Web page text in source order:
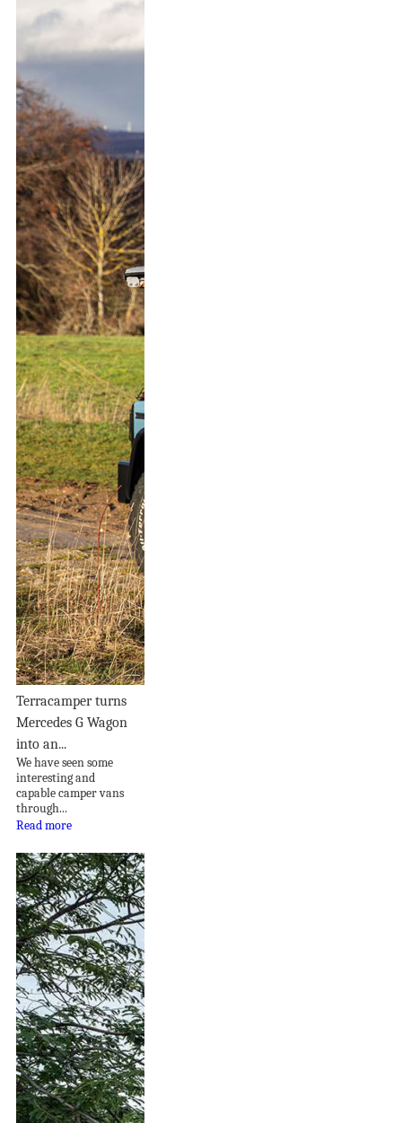
Terracamper turns
Mercedes G Wagon
into an...
We have seen some
interesting and
capable camper vans
through...
Read more